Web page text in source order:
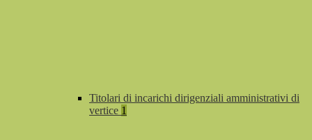
Titolari di incarichi dirigenziali amministrativi di
vertice 1